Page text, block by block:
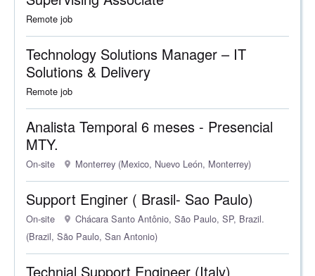
Remote job
Technology Solutions Manager – IT
Solutions & Delivery
Remote job
Analista Temporal 6 meses - Presencial
MTY.
On-site Monterrey (Mexico, Nuevo León, Monterrey)
Support Enginer ( Brasil- Sao Paulo)
On-site
Chácara Santo Antônio, São Paulo, SP, Brazil.
(Brazil, São Paulo, San Antonio)
Technial Support Engineer (Italy)